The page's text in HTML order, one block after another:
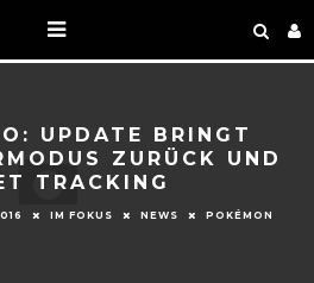
UPDATE BRINGT
ZURÜCK UND
TRACKING
IM FOKUS NEWS POKÉMON